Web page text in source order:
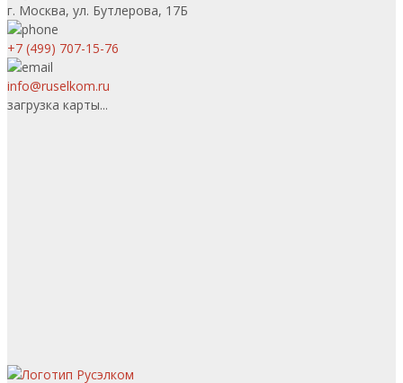
г. Москва, ул. Бутлерова, 17Б
+7 (499) 707-15-76
info@ruselkom.ru
загрузка карты...